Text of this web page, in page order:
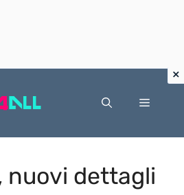
Menu
nuovi dettagli